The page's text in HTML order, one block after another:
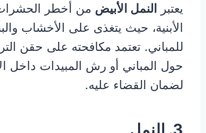
يعتبر النمل الأبيض من أخطر
الأبنية، حيث يتغذى على الأخشاب
للمباني. تعتمد مكافحته على حقن
حول المباني أو رش المبيدات داخل
لضمان القضاء عليه.
3. النمل